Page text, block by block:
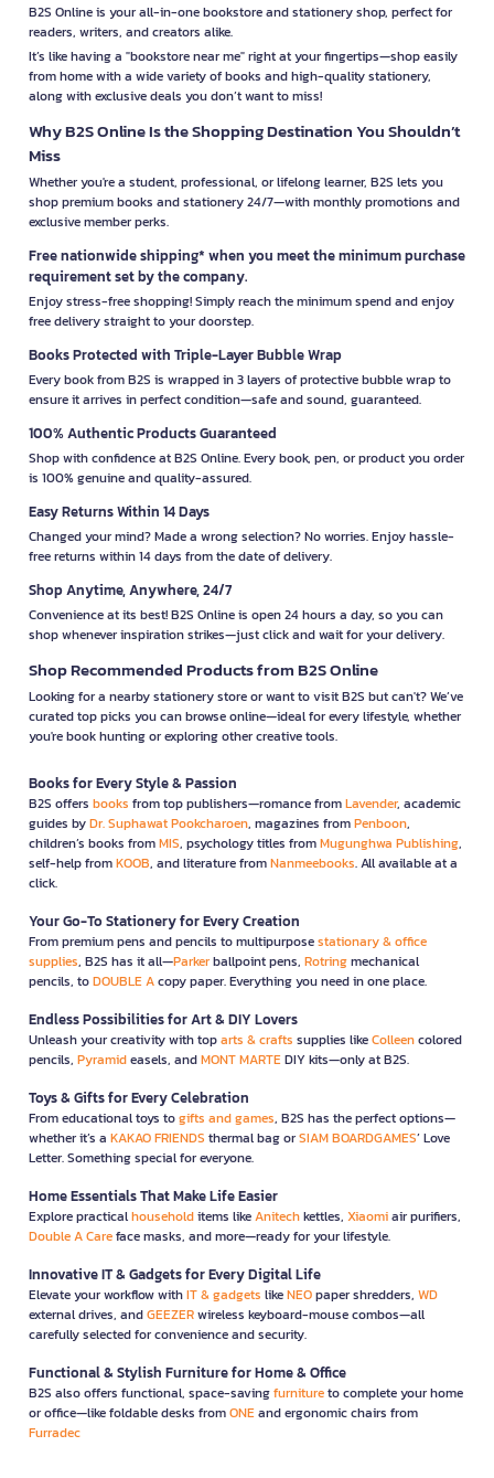
B2S Online is your all-in-one bookstore and stationery shop, perfect for
readers, writers, and creators alike.
It’s like having a "bookstore near me" right at your fingertips—shop easily
from home with a wide variety of books and high-quality stationery,
along with exclusive deals you don’t want to miss!
Why B2S Online Is the Shopping Destination You Shouldn’t
Miss
Whether you're a student, professional, or lifelong learner, B2S lets you
shop premium books and stationery 24/7—with monthly promotions and
exclusive member perks.
Free nationwide shipping* when you meet the minimum purchase
requirement set by the company.
Enjoy stress-free shopping! Simply reach the minimum spend and enjoy
free delivery straight to your doorstep.
Books Protected with Triple-Layer Bubble Wrap
Every book from B2S is wrapped in 3 layers of protective bubble wrap to
ensure it arrives in perfect condition—safe and sound, guaranteed.
100% Authentic Products Guaranteed
Shop with confidence at B2S Online. Every book, pen, or product you order
is 100% genuine and quality-assured.
Easy Returns Within 14 Days
Changed your mind? Made a wrong selection? No worries. Enjoy hassle-
free returns within 14 days from the date of delivery.
Shop Anytime, Anywhere, 24/7
Convenience at its best! B2S Online is open 24 hours a day, so you can
shop whenever inspiration strikes—just click and wait for your delivery.
Shop Recommended Products from B2S Online
Looking for a nearby stationery store or want to visit B2S but can't? We’ve
curated top picks you can browse online—ideal for every lifestyle, whether
you're book hunting or exploring other creative tools.
Books for Every Style & Passion
B2S offers books from top publishers—romance fromLavender, academic
guides byDr. Suphawat Pookcharoen, magazines fromPenboon,
children’s books fromMIS, psychology titles fromMugunghwa Publishing,
self-help fromKOOB, and literature fromNanmeebooks. All available at a
click.
Your Go-To Stationery for Every Creation
From premium pens and pencils to multipurposestationary & office
supplies, B2S has it all—Parkerballpoint pens, Rotringmechanical
pencils, toDOUBLE Acopy paper. Everything you need in one place.
Endless Possibilities for Art & DIY Lovers
Unleash your creativity with toparts & crafts supplies likeColleencolored
pencils, Pyramideasels, andMONT MARTEDIY kits—only at B2S.
Toys & Gifts for Every Celebration
From educational toys togifts and games, B2S has the perfect options—
whether it’s a KAKAO FRIENDS thermal bag orSIAM BOARDGAMES’ Love
Letter. Something special for everyone.
Home Essentials That Make Life Easier
Explore practicalhouseholditems likeAnitechkettles, Xiaomiair purifiers,
Double A Careface masks, and more—ready for your lifestyle.
Innovative IT & Gadgets for Every Digital Life
Elevate your workflow withIT & gadgets likeNEOpaper shredders, WD
external drives, andGEEZERwireless keyboard-mouse combos—all
carefully selected for convenience and security.
Functional & Stylish Furniture for Home & Office
B2S also offers functional, space-savingfurnitureto complete your home
or office—like foldable desks fromONEand ergonomic chairs from
Furradec